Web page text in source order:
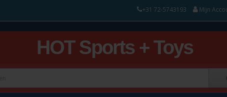
+31 72-5743193 Mijn
HOT Sports + Toys